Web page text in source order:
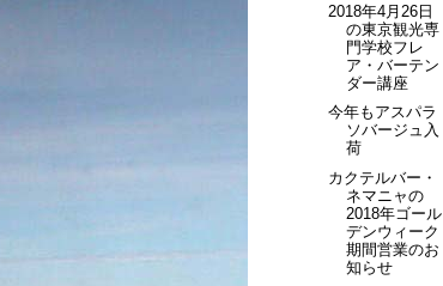
2018年4月26日
の東京観光専
門学校フレ
ア・バーテン
ダー講座
今年もアスパラ
ソバージュ入
荷
カクテルバー・
ネマニャの
2018年ゴール
デンウィーク
期間営業のお
知らせ